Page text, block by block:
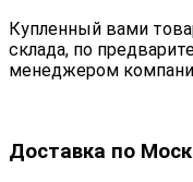
Купленный вами
склада, по
менеджером
Доставка по